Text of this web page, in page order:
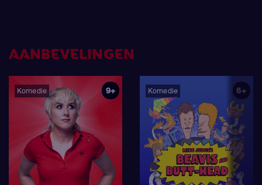
AANBEVELINGEN
Komedie 9+ Komedie 6+